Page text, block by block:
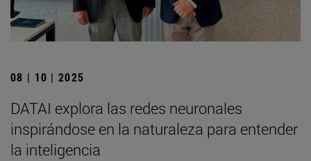
08 | 10 | 2025
DATAI explora las redes neuronales
inspirándose en la naturaleza para entender
la inteligencia